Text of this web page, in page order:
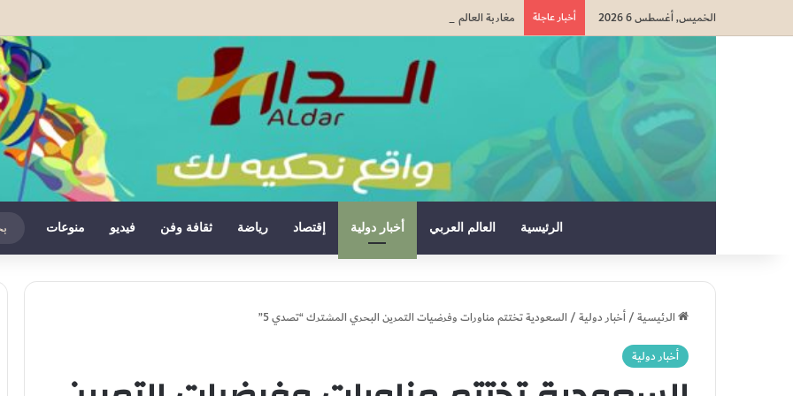
الخميس, أغسطس 6 2026 أخبار عاجلة مغاربة العالم شركاء في المستقبل.. المملكة تحتفي بجاليتها تحت شعار “خدمة أوراش المغرب 2030”..
الرئيسية العالم العربي أخبار دولية إقتصاد رياضة ثقافة وفن فيديو منوعات
الرئيسية/أخبار دولية/السعودية تختتم مناورات وفرضيات التمرين البحري المشترك “تصدي 5”
أخبار دولية